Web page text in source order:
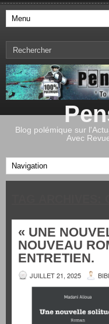
Blog polémique sur
Avec
« UNE
NOUVEAU
ENTRETIEN.
JUILLET 21, 2025 BIBI